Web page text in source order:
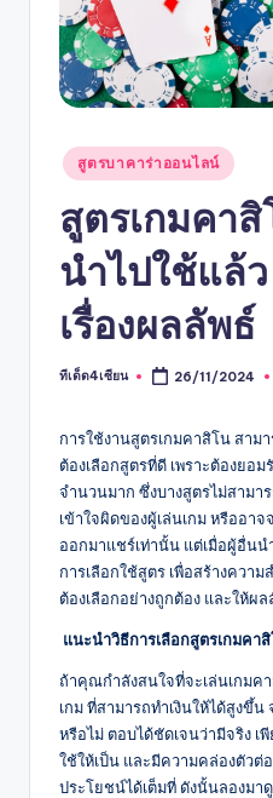
Posted
in
สูตรบาคาร่าออนไลน์
สูตรเกมคา
นำไปใช้แล้
เรื่องผลลัพธ์
Posted
ทีเด็ด4เซียน 26/11/2024
การใช้งานสูตรเกมคาสิโน สา
ต้องเลือกสูตรที่ดี เพราะต้องยอ
จำนวนมาก ซึ่งบางสูตรไม่สามา
เข้าใจผิดของผู้เล่นเกม หรืออา
ออกมาแชร์เท่านั้น แต่เมื่อผู้อื่นน
การเลือกใช้สูตร เพื่อสร้างความ
ต้องเลือกอย่างถูกต้อง และให้ผ
แนะนำวิธีการเลือกสูตรเกมคา
ถ้าคุณกำลังสนใจที่จะเล่นเกมค
เกม ที่สามารถทำเงินให้ได้สูงขึ้
หรือไม่ ตอบได้ชัดเจนว่ามีจริง
ใช้ให้เป็น และมีความคล่องตัวต่
ประโยชน์ได้เต็มที่ ดังนั้นลองมา